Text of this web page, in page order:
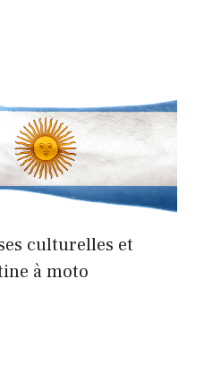
culturelles et
à moto